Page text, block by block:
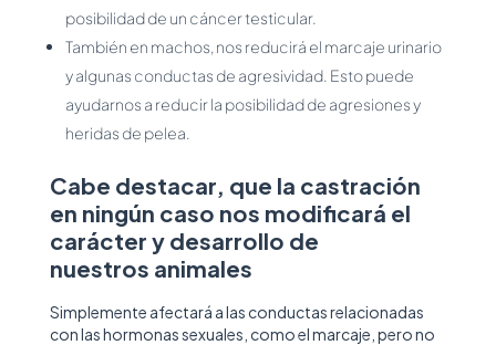
posibilidad de un cáncer testicular.
También en machos, nos reducirá el marcaje urinario
y algunas conductas de agresividad. Esto puede
ayudarnos a reducir la posibilidad de agresiones y
heridas de pelea.
Cabe destacar, que la castración
en ningún caso nos modificará el
carácter y desarrollo de
nuestros animales
Simplemente afectará a las conductas relacionadas
con las hormonas sexuales, como el marcaje, pero no